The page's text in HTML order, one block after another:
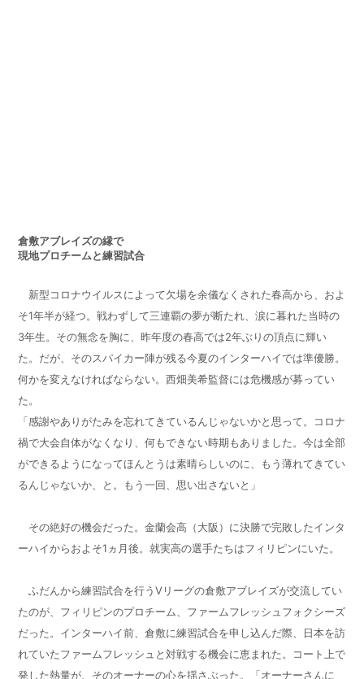
倉敷アブレイズの縁で
現地プロチームと練習試合
新型コロナウイルスによって欠場を余儀なくされた春高から、およ
そ1年半が経つ。戦わずして三連覇の夢が断たれ、涙に暮れた当時の
3年生。その無念を胸に、昨年度の春高では2年ぶりの頂点に輝い
た。だが、そのスパイカー陣が残る今夏のインターハイでは準優勝。
何かを変えなければならない。西畑美希監督には危機感が募ってい
た。
「感謝やありがたみを忘れてきているんじゃないかと思って。コロナ
禍で大会自体がなくなり、何もできない時期もありました。今は全部
ができるようになってほんとうは素晴らしいのに、もう薄れてきてい
るんじゃないか、と。もう一回、思い出さないと」
その絶好の機会だった。金蘭会高（大阪）に決勝で完敗したインタ
ーハイからおよそ1 ヵ月後。就実高の選手たちはフィリピンにいた。
ふだんから練習試合を行うVリーグの倉敷アブレイズが交流してい
たのが、フィリピンのプロチーム、ファームフレッシュフォクシーズ
だった。インターハイ前、倉敷に練習試合を申し込んだ際、日本を訪
れていたファームフレッシュと対戦する機会に恵まれた。コート上で
発した熱量が、そのオーナーの心を揺さぶった。「オーナーさんに